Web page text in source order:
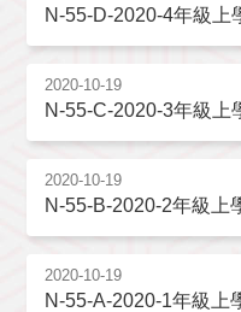
N-55-D-2020-4年級上
2020-10-19
N-55-C-2020-3年級上
2020-10-19
N-55-B-2020-2年級上
2020-10-19
N-55-A-2020-1年級上